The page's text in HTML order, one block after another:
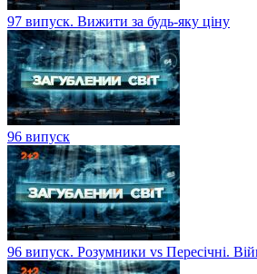
97 випуск. Вижити за будь-яку ціну
96 випуск
96 випуск. Розумники vs Пересічні.